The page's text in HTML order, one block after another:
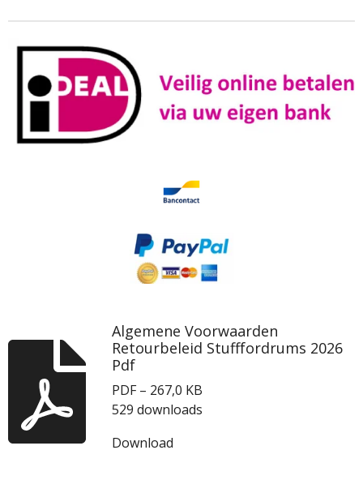
Algemene Voorwaarden
Retourbeleid Stufffordrums 2026
Pdf
PDF – 267,0 KB
529 downloads
Download